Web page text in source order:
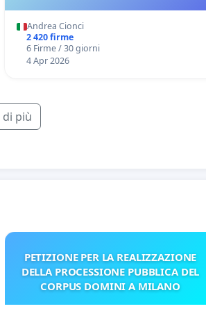
Andrea Cionci
2 420 firme
6 Firme / 30 giorni
4 Apr 2026
più
PETIZIONE PER LA REALIZZAZIONE
DELLA PROCESSIONE PUBBLICA DEL
CORPUS DOMINI A MILANO